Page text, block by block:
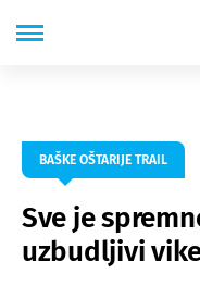
BAŠKE OŠTARIJE TRAIL
Sve je
uzbudljivi